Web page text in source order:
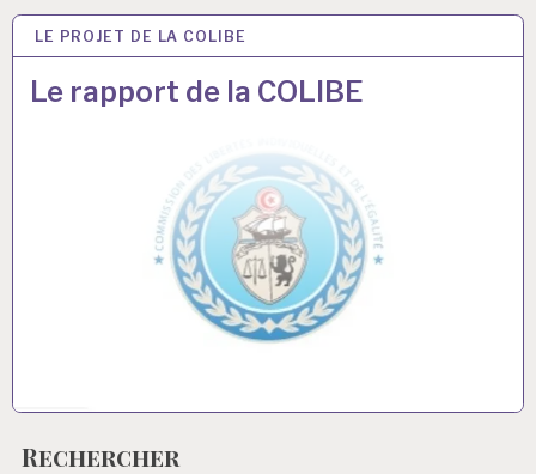
LE PROJET DE LA COLIBE
Le rapport de la COLIBE
1
5
J
U
Rechercher